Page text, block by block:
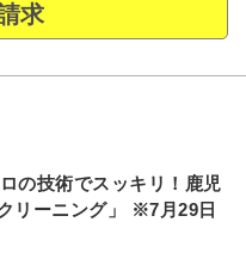
求
の技術でスッキリ！鹿児
リーニング」 ※7月29日